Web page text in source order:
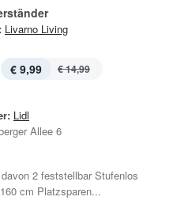
Livarno Living
€ 9,99 € 14,99
Lidl
Allee 6
2 feststellbar Stufenlos
cm Platzsparen...